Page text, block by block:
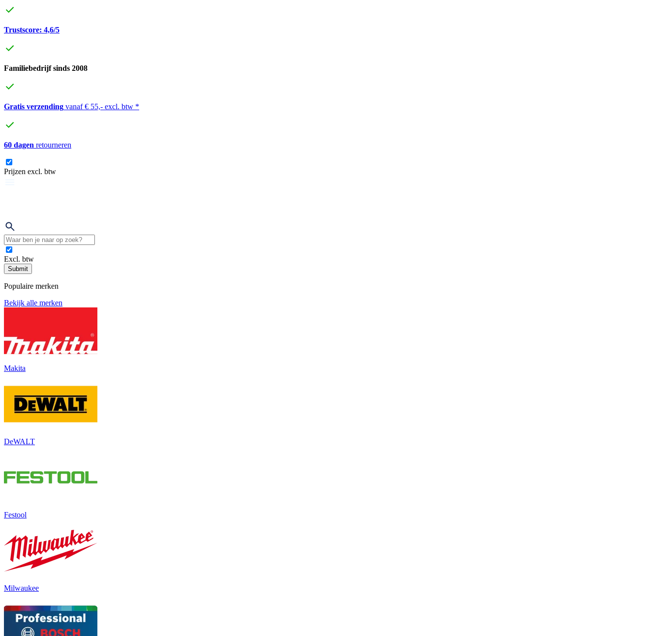
Trustscore: 4,6/5
Familiebedrijf sinds 2008
Gratis verzending vanaf € 55,- excl. btw *
60 dagen retourneren
Prijzen excl. btw
Excl. btw
Submit
Populaire merken
Bekijk alle merken
Makita
DeWALT
Festool
Milwaukee